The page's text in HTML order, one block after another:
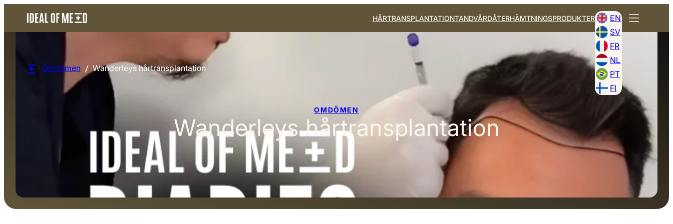
HÅRTRANSPLANTATIONTANDVÅRDÅTERHÄMTNINGSPRODUKTER
EN
SV
FR
NL
PT
FI
Omdömen Wanderleys hårtransplantation
OMDÖMEN
Wanderleys hårtransplantation